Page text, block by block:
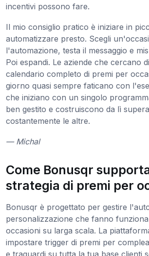
incentivi possono fare.
Il mio consiglio pratico è iniziare in
automatizzare presto. Scegli
l'automazione, testa il messaggio e
Poi espandi. Le aziende che cercano
calendario completo di premi per
giorno quasi sempre faticano con
che iniziano con un singolo
ben gestito e costruiscono da lì
costantemente le altre.
— Michal
Come Bonusqr
strategia di premi per
Bonusqr è progettato per gestire
personalizzazione che fanno
occasioni su larga scala. La
impostare trigger di premi per
e traguardi su tutta la tua base clienti